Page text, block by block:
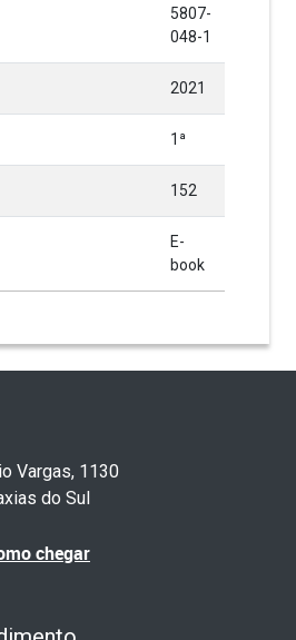
5807-
048-1
2021
1ª
152
E-
book
Vargas, 1130
do Sul
chegar